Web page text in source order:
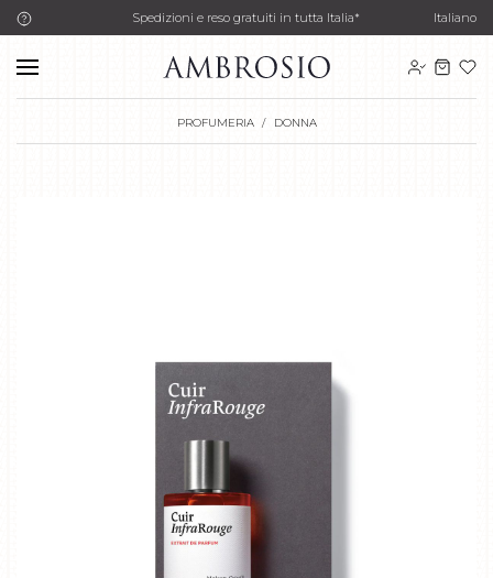
Spedizioni e reso gratuiti in tutta Italia* Italiano
PROFUMERIA DONNA